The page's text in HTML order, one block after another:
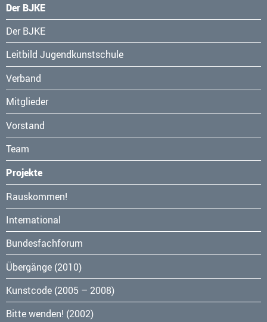
Der BJKE
Navigation
überspringen
Der BJKE
Leitbild Jugendkunstschule
Verband
Mitglieder
Vorstand
Team
Projekte
Navigation
überspringen
Rauskommen!
International
Bundesfachforum
Übergänge (2010)
Kunstcode (2005 – 2008)
Bitte wenden! (2002)